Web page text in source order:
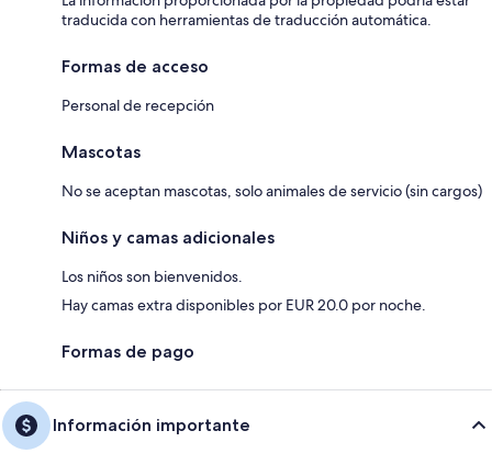
traducida con herramientas de traducción automática.
Formas de acceso
Personal de recepción
Mascotas
No se aceptan mascotas, solo animales de servicio (sin cargos)
Niños y camas adicionales
Los niños son bienvenidos.
Hay camas extra disponibles por EUR 20.0 por noche.
Formas de pago
Información importante